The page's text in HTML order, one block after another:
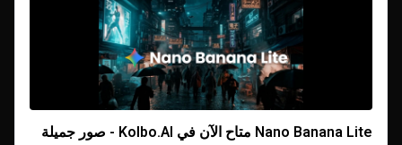
Nano Banana Lite متاح الآن في Kolbo.AI - صور جميلة